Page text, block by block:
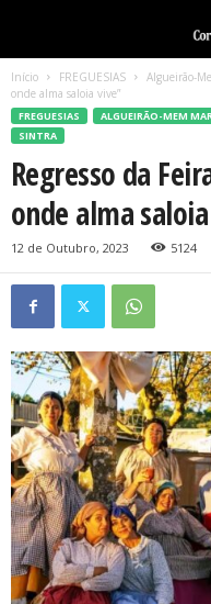
Início FREGUESIAS Algueirão-
onde alma saloia vive”
FREGUESIAS ALGUEIRÃO-MEM
SINTRA
Regresso da
onde alma
12 de Outubro, 2023 5124